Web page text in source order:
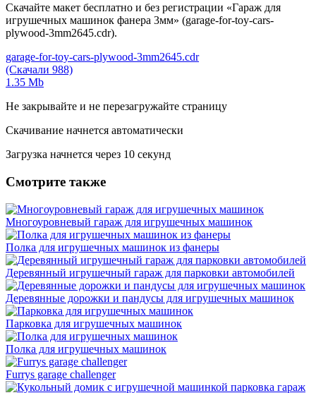
Скачайте макет бесплатно и без регистрации «Гараж для
игрушечных машинок фанера 3мм» (garage-for-toy-cars-
plywood-3mm2645.cdr).
garage-for-toy-cars-plywood-3mm2645.cdr
(Скачали 988)
1.35 Mb
Не закрывайте и не перезагружайте страницу
Скачивание начнется автоматически
Загрузка начнется через 10 секунд
Смотрите также
Многоуровневый гараж для игрушечных машинок
Полка для игрушечных машинок из фанеры
Деревянный игрушечный гараж для парковки автомобилей
Деревянные дорожки и пандусы для игрушечных машинок
Парковка для игрушечных машинок
Полка для игрушечных машинок
Furrys garage challenger